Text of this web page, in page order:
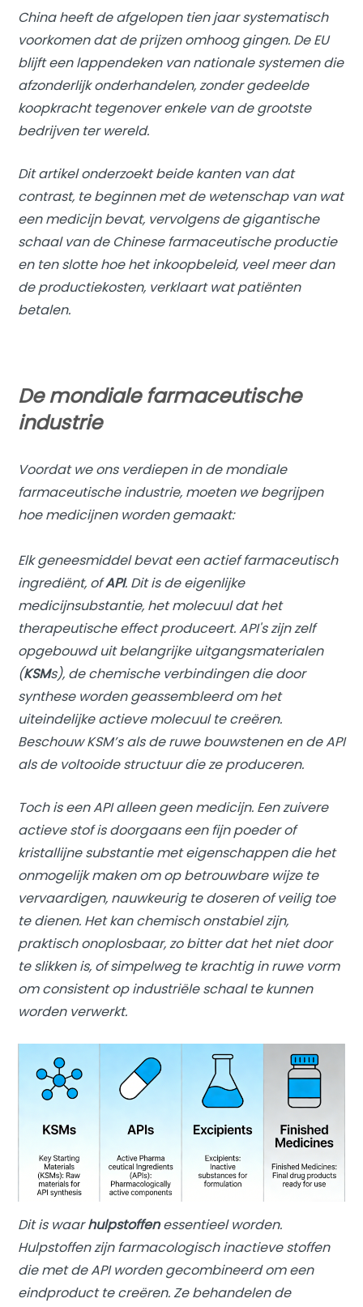
China heeft de afgelopen tien jaar systematisch
voorkomen dat de prijzen omhoog gingen. De EU
blijft een lappendeken van nationale systemen die
afzonderlijk onderhandelen, zonder gedeelde
koopkracht tegenover enkele van de grootste
bedrijven ter wereld.
Dit artikel onderzoekt beide kanten van dat
contrast, te beginnen met de wetenschap van wat
een medicijn bevat, vervolgens de gigantische
schaal van de Chinese farmaceutische productie
en ten slotte hoe het inkoopbeleid, veel meer dan
de productiekosten, verklaart wat patiënten
betalen.
De mondiale farmaceutische
industrie
Voordat we ons verdiepen in de mondiale
farmaceutische industrie, moeten we begrijpen
hoe medicijnen worden gemaakt:
Elk geneesmiddel bevat een actief farmaceutisch
ingrediënt, ofAPI. Dit is de eigenlijke
medicijnsubstantie, het molecuul dat het
therapeutische effect produceert. API's zijn zelf
opgebouwd uit belangrijke uitgangsmaterialen
(KSMs), de chemische verbindingen die door
synthese worden geassembleerd om het
uiteindelijke actieve molecuul te creëren.
Beschouw KSM’s als de ruwe bouwstenen en de API
als de voltooide structuur die ze produceren.
Toch is een API alleen geen medicijn. Een zuivere
actieve stof is doorgaans een fijn poeder of
kristallijne substantie met eigenschappen die het
onmogelijk maken om op betrouwbare wijze te
vervaardigen, nauwkeurig te doseren of veilig toe
te dienen. Het kan chemisch onstabiel zijn,
praktisch onoplosbaar, zo bitter dat het niet door
te slikken is, of simpelweg te krachtig in ruwe vorm
om consistent op industriële schaal te kunnen
worden verwerkt.
Dit is waarhulpstoffenessentieel worden.
Hulpstoffen zijn farmacologisch inactieve stoffen
die met de API worden gecombineerd om een ​​
eindproduct te creëren. Ze behandelen de